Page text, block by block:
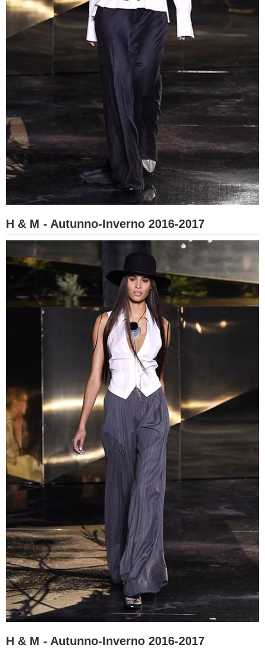
H & M - Autunno-Inverno 2016-2017
H & M - Autunno-Inverno 2016-2017